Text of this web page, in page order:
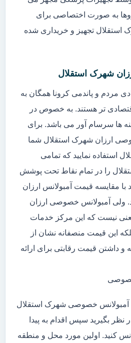
به صورت اختصاصی برای
تجهیز و خریداری شده
شهرک استقلال
مردم و پاندمی کرونا همگان به
تر هستند. به خصوص در
ها سرسام آور می باشد. برای
ارزان شهرک استقلال شما
استفاده نمایید که تمامی
را در تمام نقاط تحت پوشش
با مقایسه قیمت آمبولانس ارزان
ولی آمبولانس خصوصی ارزان
نیست که این مرکز خدمات
این قیمت منصفانه نشان از
داشتن قیمت رقابتی برای ارائه
آمبولانس خصوصی شهرک استقلال
نظر بگیرید سپس اقدام به پیدا
کنید. اولین مورد محل و منطقه